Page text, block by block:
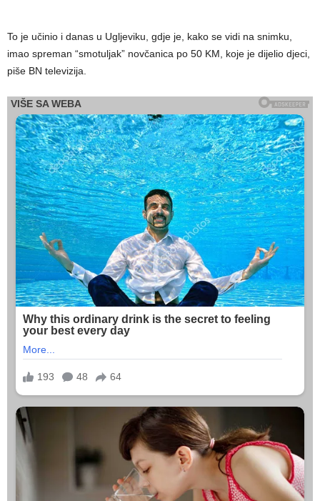
To je učinio i danas u Ugljeviku, gdje je, kako se vidi na snimku,
imao spreman “smotuljak” novčanica po 50 KM, koje je dijelio djeci,
piše BN televizija.